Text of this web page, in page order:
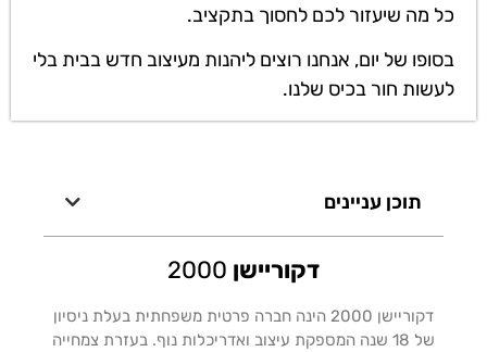
כל מה שיעזור לכם לחסוך בתקציב.
בסופו של יום, אנחנו רוצים ליהנות מעיצוב חדש בבית בלי
לעשות חור בכיס שלנו.
תוכן עניינים
דקוריישן 2000
דקוריישן 2000 הינה חברה פרטית משפחתית בעלת ניסיון
של 18 שנה המספקת עיצוב ואדריכלות נוף. בעזרת צמחייה